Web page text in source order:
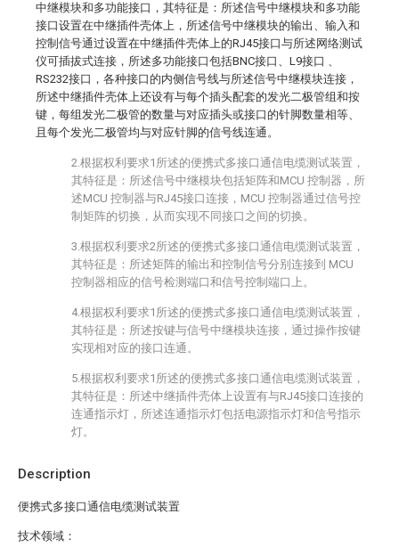
Description
便携式多接口通信电缆测试装置
技术领域：
中继模块和多功能接口，其特征是：所述信号中继模块和多功能
接口设置在中继插件壳体上，所述信号中继模块的输出、输入和
控制信号通过设置在中继插件壳体上的RJ45接口与所述网络测试
仪可插拔式连接，所述多功能接口包括BNC接口、L9接口 、
RS232接口，各种接口的内侧信号线与所述信号中继模块连接，
所述中继插件壳体上还设有与每个插头配套的发光二极管组和按
键，每组发光二极管的数量与对应插头或接口的针脚数量相等、
且每个发光二极管均与对应针脚的信号线连通。
2.根据权利要求1所述的便携式多接口通信电缆测试装置，
其特征是：所述信号中继模块包括矩阵和MCU 控制器，所
述MCU 控制器与RJ45接口连接，MCU 控制器通过信号控
制矩阵的切换，从而实现不同接口之间的切换。
3.根据权利要求2所述的便携式多接口通信电缆测试装置，
其特征是：所述矩阵的输出和控制信号分别连接到 MCU
控制器相应的信号检测端口和信号控制端口上。
4.根据权利要求1所述的便携式多接口通信电缆测试装置，
其特征是：所述按键与信号中继模块连接，通过操作按键
实现相对应的接口连通。
5.根据权利要求1所述的便携式多接口通信电缆测试装置，
其特征是：所述中继插件壳体上设置有与RJ45接口连接的
连通指示灯，所述连通指示灯包括电源指示灯和信号指示
灯。